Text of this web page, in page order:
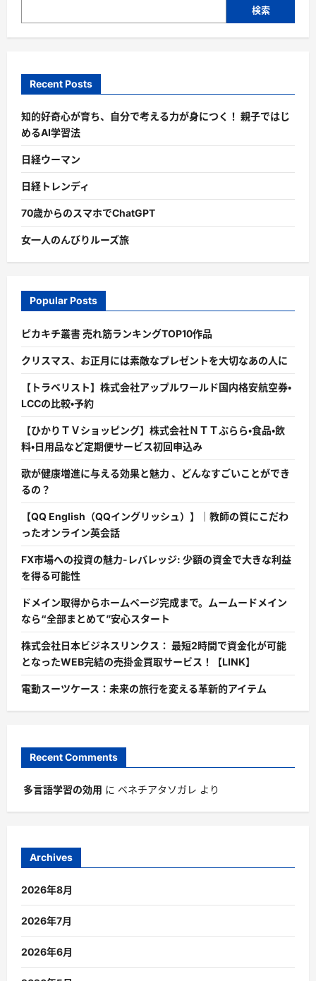
検索
Recent Posts
知的好奇心が育ち、自分で考える力が身につく！ 親子ではじ
めるAI学習法
日経ウーマン
日経トレンディ
70歳からのスマホでChatGPT
女一人のんびりルーズ旅
Popular Posts
ピカキチ叢書 売れ筋ランキングTOP10作品
クリスマス、お正月には素敵なプレゼントを大切なあの人に
【トラベリスト】株式会社アップルワールド国内格安航空券・
LCCの比較・予約
【ひかりＴＶショッピング】株式会社ＮＴＴぷらら・食品・飲
料・日用品など定期便サービス初回申込み
歌が健康増進に与える効果と魅力 、どんなすごいことができ
るの？
【QQ English（QQイングリッシュ）】｜教師の質にこだわ
ったオンライン英会話
FX市場への投資の魅力-レバレッジ: 少額の資金で大きな利益
を得る可能性
ドメイン取得からホームページ完成まで。ムームードメイン
なら“全部まとめて”安心スタート
株式会社日本ビジネスリンクス： 最短2時間で資金化が可能
となったWEB完結の売掛金買取サービス！【LINK】
電動スーツケース：未来の旅行を変える革新的アイテム
Recent Comments
多言語学習の効用 に ベネチアタソガレ より
Archives
2026年8月
2026年7月
2026年6月